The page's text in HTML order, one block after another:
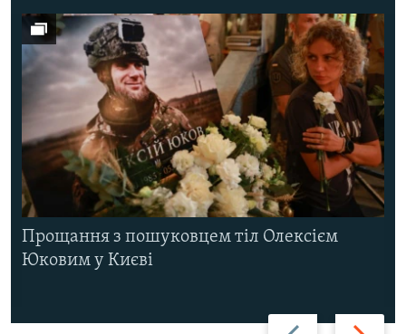
Назад Вперед
Прощання з пошуковцем тіл Олексієм
Юковим у Києві